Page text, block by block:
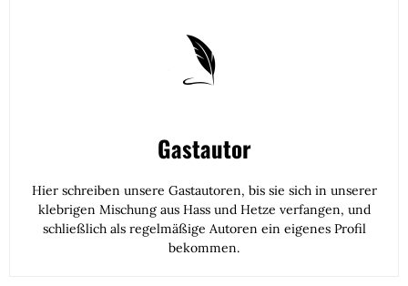
Gastautor
Hier schreiben unsere Gastautoren, bis sie sich in unserer
klebrigen Mischung aus Hass und Hetze verfangen, und
schließlich als regelmäßige Autoren ein eigenes Profil
bekommen.